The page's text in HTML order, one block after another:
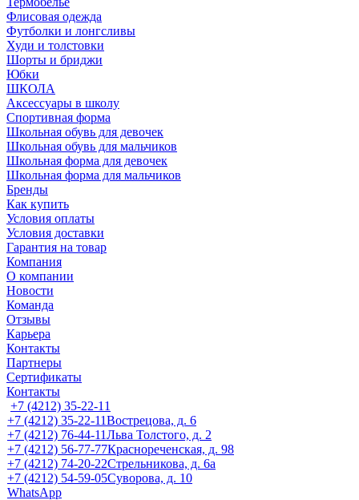
Флисовая одежда
Футболки и лонгсливы
Худи и толстовки
Шорты и бриджи
Юбки
ШКОЛА
Аксессуары в школу
Спортивная форма
Школьная обувь для девочек
Школьная обувь для мальчиков
Школьная форма для девочек
Школьная форма для мальчиков
Бренды
Как купить
Условия оплаты
Условия доставки
Гарантия на товар
Компания
О компании
Новости
Команда
Отзывы
Карьера
Контакты
Партнеры
Сертификаты
Контакты
+7 (4212) 35-22-11
+7 (4212) 35-22-11Вострецова, д. 6
+7 (4212) 76-44-11Льва Толстого, д. 2
+7 (4212) 56-77-77Краснореченская, д. 98
+7 (4212) 74-20-22Стрельникова, д. 6а
+7 (4212) 54-59-05Суворова, д. 10
WhatsApp